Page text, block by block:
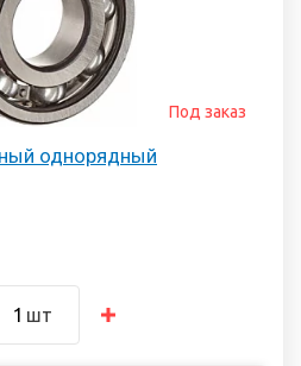
однорядный
Под заказ
шт